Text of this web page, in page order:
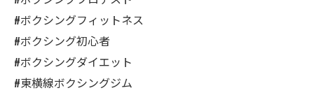
#ボクシングフィットネス
#ボクシング初心者
#ボクシングダイエット
#東横線ボクシングジム